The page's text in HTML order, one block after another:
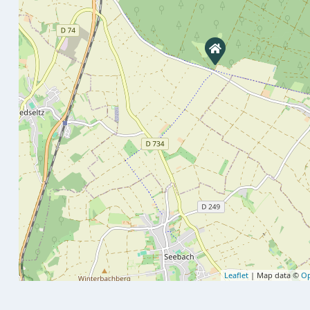
Leaflet| Map data ©